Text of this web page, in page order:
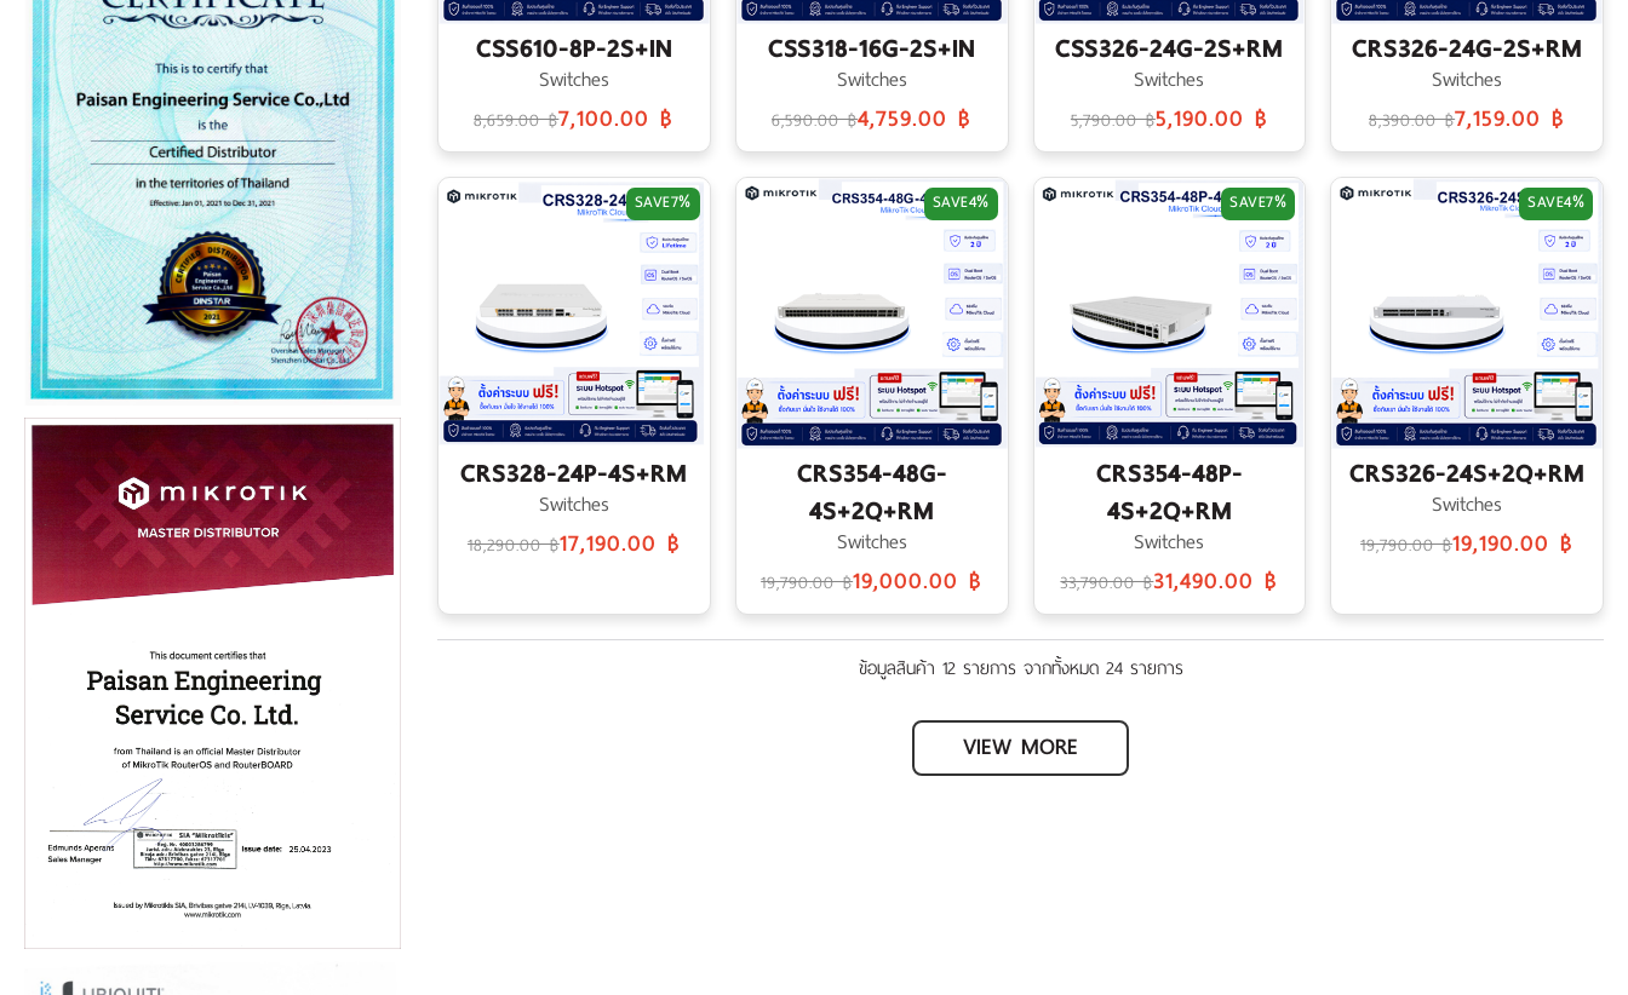
CSS610-8P-2S+IN
Switches
8,659.00 ฿7,100.00 ฿
CSS318-16G-2S+IN
Switches
6,590.00 ฿4,759.00 ฿
CSS326-24G-2S+RM
Switches
5,790.00 ฿5,190.00 ฿
CRS326-24G-2S+RM
Switches
8,390.00 ฿7,159.00 ฿
CRS328-24P-4S+RM
Switches
18,290.00 ฿17,190.00 ฿
SAVE7%
CRS354-48G-
4S+2Q+RM
Switches
19,790.00 ฿19,000.00 ฿
SAVE4%
CRS354-48P-
4S+2Q+RM
Switches
33,790.00 ฿31,490.00 ฿
SAVE7%
CRS326-24S+2Q+RM
Switches
19,790.00 ฿19,190.00 ฿
SAVE4%
ข้อมูลสินค้า 12 รายการ จากทั้งหมด 24 รายการ
VIEW MORE